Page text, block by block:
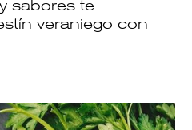
sabores te
veraniego con